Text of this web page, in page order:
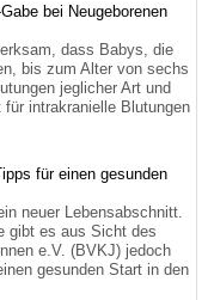
bei Neugeborenen
dass Babys, die
bis zum Alter von sechs
jeglicher Art und
intrakranielle Blutungen
für einen gesunden
neuer Lebensabschnitt.
gibt es aus Sicht des
e.V. (BVKJ) jedoch
gesunden Start in den